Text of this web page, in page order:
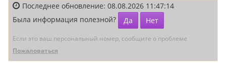
Последнее обновление: 08.08.2026 11:47:14
Была информация полезной?
Да Нет
Если это ваш персональный номер, сообщите о проблеме
Пожаловаться